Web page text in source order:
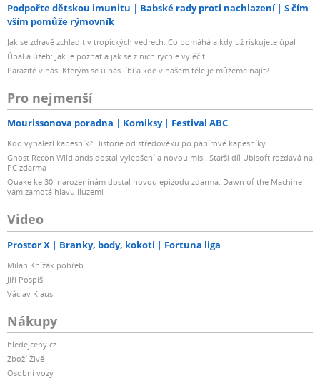
Podpořte dětskou imunitu Babské rady proti nachlazení
S čím
vším pomůže rýmovník
Jak se zdravě zchladit v tropických vedrech: Co pomáhá a kdy už riskujete úpal
Úpal a úžeh: Jak je poznat a jak se z nich rychle vyléčit
Parazité v nás: Kterým se u nás líbí a kde v našem těle je můžeme najít?
Pro nejmenší
Mourissonova poradna Komiksy Festival ABC
Kdo vynalezl kapesník? Historie od středověku po papírové kapesníky
Ghost Recon Wildlands dostal vylepšení a novou misi. Starší díl Ubisoft rozdává na
PC zdarma
Quake ke 30. narozeninám dostal novou epizodu zdarma. Dawn of the Machine
vám zamotá hlavu iluzemi
Video
Prostor X Branky, body, kokoti Fortuna liga
Milan Knížák pohřeb
Jiří Pospíšil
Václav Klaus
Nákupy
hledejceny.cz
Zboží Živě
Osobní vozy